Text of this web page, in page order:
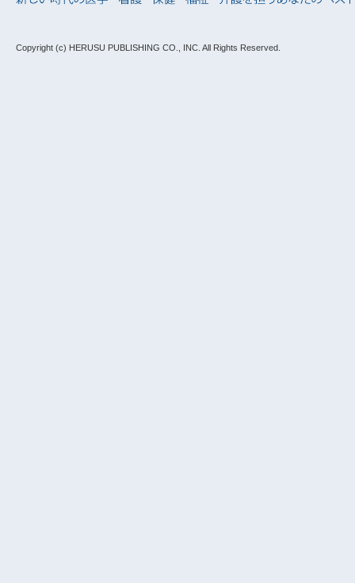
Copyright (c) HERUSU PUBLISHING CO., INC. All Rights Reserved.